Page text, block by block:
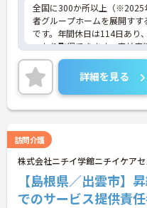
全国に300か所以上（※2025
者グループホームを展開す
です。年間休日は114日あり
っかり取得できます。産前産
用実績も豊富で、子育て中
り、ライフステージに変化が
働ける環境です。職場では20
年代のスタッフがそれぞれ
ています。一般社員研修や外
心です。また、請求・申請業
括対応するため、利用者さま
す。キャリアアップを目指し
と両立しながら専門性を高
す。ご興味のある方は詳細等
お気軽にお問い合わせくださ
詳細を見る
訪問介護
株式会社ニチイ学館ニチイケア
【島根県／出雲市】
でのサービス提供責